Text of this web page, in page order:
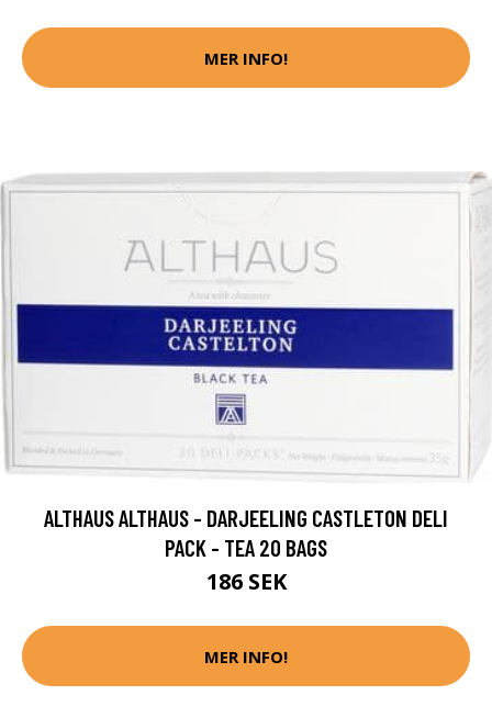
MER INFO!
ALTHAUS ALTHAUS - DARJEELING CASTLETON DELI
PACK - TEA 20 BAGS
186 SEK
MER INFO!